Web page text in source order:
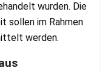
wurden. Die
sollen im Rahmen
werden.